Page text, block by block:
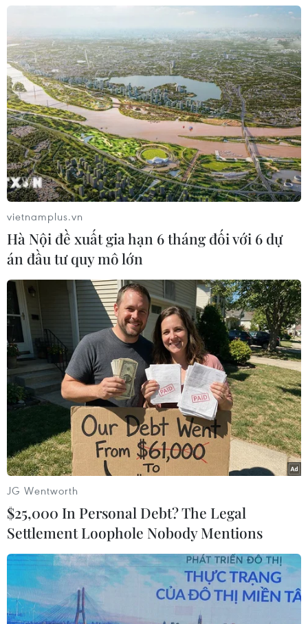
“Chiến hạm Mỹ là mục tiêu dễ dàng đối
với hải quân Iran”
06/05/2014 23:33
Tư lệnh Hải quân Quân đoàn Vệ binh Cách mạng Hồi
giáo Iran, Chuẩn Đô đốc Ali Fadavi, tuyên bố các thủy
thủ Iran có khả năng dễ dàng tiêu diệt các chiến hạm
Mỹ.
Iran lên kế hoạch tập trận hải quân gần Eo
vietnamplus.vn
Hà Nội đề xuất gia hạn 6 tháng đối với 6 dự
án đầu tư quy mô lớn
JG Wentworth
$25,000 In Personal Debt? The Legal
Settlement Loophole Nobody Mentions